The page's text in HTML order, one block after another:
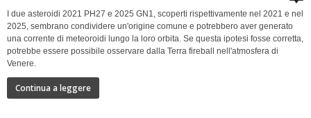
I due asteroidi 2021 PH27 e 2025 GN1, scoperti rispettivamente nel 2021 e nel
2025, sembrano condividere un'origine comune e potrebbero aver generato
una corrente di meteoroidi lungo la loro orbita. Se questa ipotesi fosse corretta,
potrebbe essere possibile osservare dalla Terra fireball nell'atmosfera di
Venere.
Continua a leggere